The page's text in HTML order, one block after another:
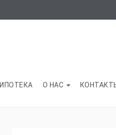
ИПОТЕКА О НАС